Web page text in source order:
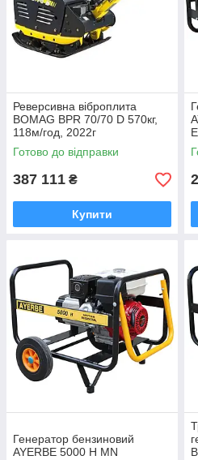
Реверсивна віброплита
BOMAG BPR 70/70 D 570кг,
118м/год, 2022г
Готово до відправки
387 111 ₴
Купити
Генератор бензиновий
AYERBE 5000 H MN